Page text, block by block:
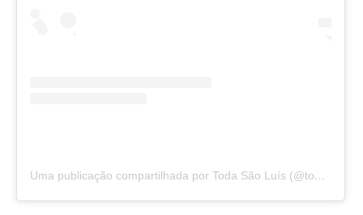
Uma publicação compartilhada por Toda São Luís (@todasaoluis)